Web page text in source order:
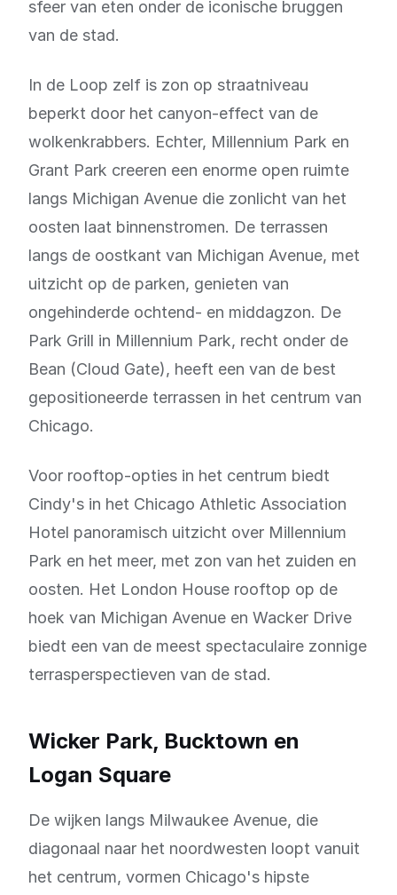
sfeer van eten onder de iconische bruggen
van de stad.
In de Loop zelf is zon op straatniveau
beperkt door het canyon-effect van de
wolkenkrabbers. Echter, Millennium Park en
Grant Park creeren een enorme open ruimte
langs Michigan Avenue die zonlicht van het
oosten laat binnenstromen. De terrassen
langs de oostkant van Michigan Avenue, met
uitzicht op de parken, genieten van
ongehinderde ochtend- en middagzon. De
Park Grill in Millennium Park, recht onder de
Bean (Cloud Gate), heeft een van de best
gepositioneerde terrassen in het centrum van
Chicago.
Voor rooftop-opties in het centrum biedt
Cindy's in het Chicago Athletic Association
Hotel panoramisch uitzicht over Millennium
Park en het meer, met zon van het zuiden en
oosten. Het London House rooftop op de
hoek van Michigan Avenue en Wacker Drive
biedt een van de meest spectaculaire zonnige
terrasperspectieven van de stad.
Wicker Park, Bucktown en
Logan Square
De wijken langs Milwaukee Avenue, die
diagonaal naar het noordwesten loopt vanuit
het centrum, vormen Chicago's hipste